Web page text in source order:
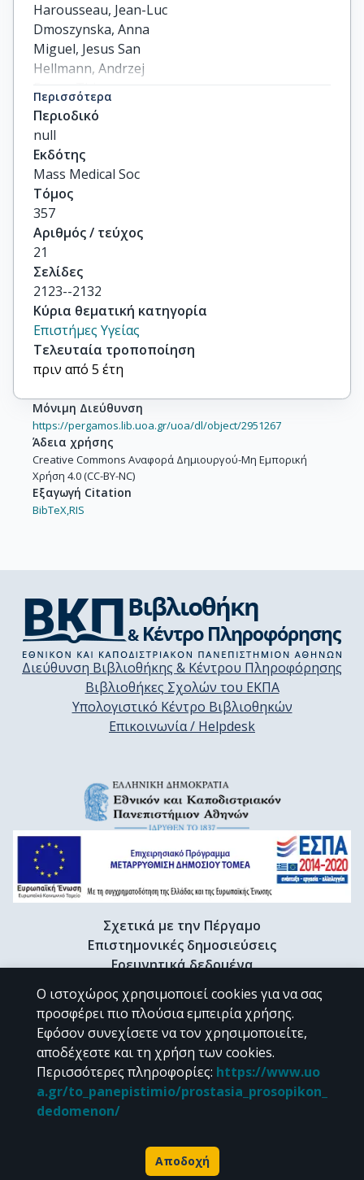
Harousseau, Jean-Luc
Dmoszynska, Anna
Miguel, Jesus San
Hellmann, Andrzej
Facon, Thierry
Foà, Robin
others
Περισσότερα
Περιοδικό
null
Εκδότης
Mass Medical Soc
Τόμος
357
Αριθμός / τεύχος
21
Σελίδες
2123--2132
Κύρια θεματική κατηγορία
Επιστήμες Υγείας
Τελευταία τροποποίηση
πριν από 5 έτη
Μόνιμη Διεύθυνση
https://pergamos.lib.uoa.gr/uoa/dl/object/2951267
Άδεια χρήσης
Creative Commons Αναφορά Δημιουργού-Μη Εμπορική
Χρήση 4.0 (CC-BY-NC)
Εξαγωγή Citation
BibTeX,RIS
Διεύθυνση Βιβλιοθήκης & Κέντρου Πληροφόρησης
Βιβλιοθήκες Σχολών του ΕΚΠΑ
Υπολογιστικό Κέντρο Βιβλιοθηκών
Επικοινωνία / Helpdesk
Σχετικά με την Πέργαμο
Επιστημονικές δημοσιεύσεις
Ερευνητικά δεδομένα
Διδακτορικές διατριβές & Γκρίζα βιβλιογραφία
Προφίλ Ερευνητή
CC BY-NC 4.0
Εκτός αν αναφέρεται διαφορετικά, το υλικό της "Περγάμου" διατίθεται
Powered by
Ο ιστοχώρος χρησιμοποιεί cookies για να σας
προσφέρει πιο πλούσια εμπειρία χρήσης.
Εφόσον συνεχίσετε να τον χρησιμοποιείτε,
αποδέχεστε και τη χρήση των cookies.
Περισσότερες πληροφορίες: https://www.uo
a.gr/to_panepistimio/prostasia_prosopikon_
dedomenon/
Αποδοχή